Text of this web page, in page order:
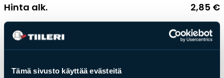
Tämä sivusto käyttää evästeitä
Julkisivutiilet
Aukonylitysratkaisut ja
Tiilimuurauskannakejärjestelmät
Kohdegalleria
Hinta alk. 2,85 €
Alhaisin hinta viimeisen 30 päivän ajalta 2,85€
Toimitusaika:
4-5 arkipäivää
Lisää ostoskoriin